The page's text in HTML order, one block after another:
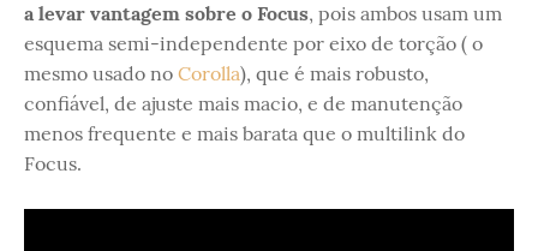
a levar vantagem sobre o Focus, pois ambos usam um
esquema semi-independente por eixo de torção ( o
mesmo usado no Corolla), que é mais robusto,
confiável, de ajuste mais macio, e de manutenção
menos frequente e mais barata que o multilink do
Focus.